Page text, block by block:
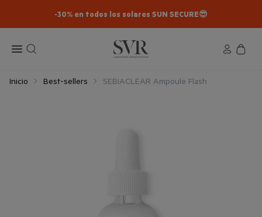
-30% en todos los solares SUN SECURE😎​
Inicio Best-sellers SEBIACLEAR Ampoule Flash